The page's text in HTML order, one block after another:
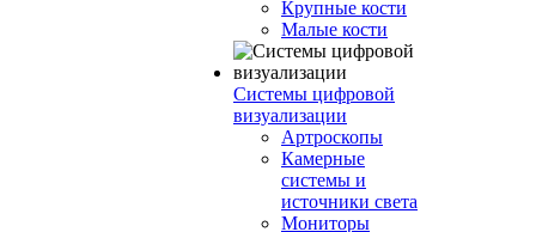
Крупные кости
Малые кости
Системы цифровой
визуализации
Артроскопы
Камерные
системы и
источники света
Мониторы